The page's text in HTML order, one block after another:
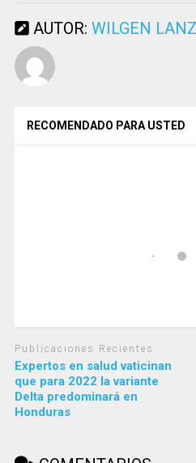
AUTOR: WILGEN
RECOMENDADO PARA USTED
Publicaciones Recientes
Expertos en salud vaticinan
que para 2022 la variante
Delta predominará en
Honduras